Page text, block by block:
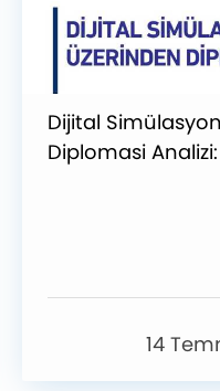
Dijital
Diplomasi
14